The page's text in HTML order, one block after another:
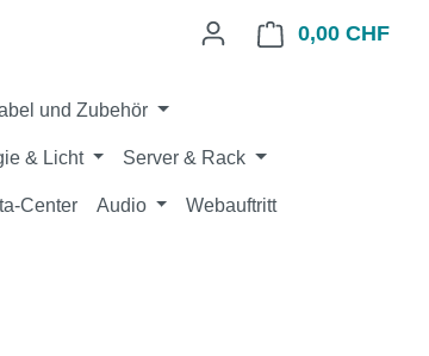
0,00 CHF
und Zubehör
& Licht Server & Rack
Center Audio Webauftritt